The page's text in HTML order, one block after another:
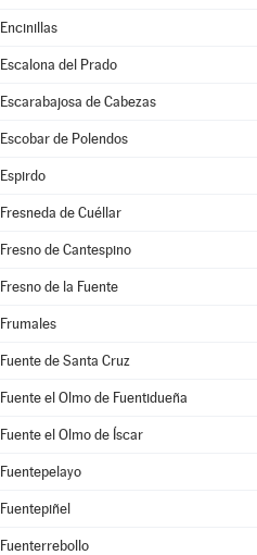
Encinillas
Escalona del Prado
Escarabajosa de Cabezas
Escobar de Polendos
Espirdo
Fresneda de Cuéllar
Fresno de Cantespino
Fresno de la Fuente
Frumales
Fuente de Santa Cruz
Fuente el Olmo de Fuentidueña
Fuente el Olmo de Íscar
Fuentepelayo
Fuentepiñel
Fuenterrebollo